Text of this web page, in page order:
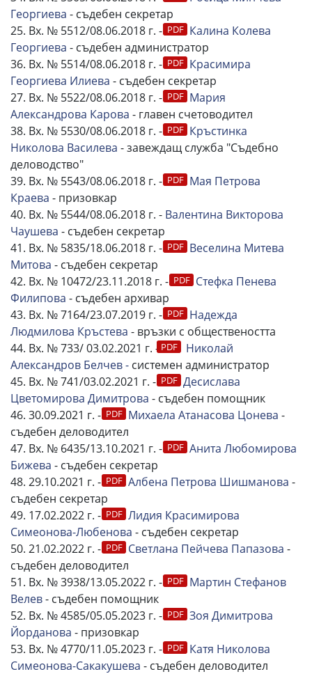
Георгиева - съдебен секретар
25. Вх. № 5512/08.06.2018 г. -
Калина Колева
Георгиева - съдебен администратор
36. Вх. № 5514/08.06.2018 г. -
Красимира
Георгиева Илиева - съдебен секретар
27. Вх. № 5522/08.06.2018 г. -
Мария
Александрова Карова - главен счетоводител
38. Вх. № 5530/08.06.2018 г. -
Кръстинка
Николова Василева - завеждащ служба "Съдебно
деловодство"
39. Вх. № 5543/08.06.2018 г. -
Мая Петрова
Краева - призовкар
40. Вх. № 5544/08.06.2018 г. - Валентина Викторова
Чаушева - съдебен секретар
41. Вх. № 5835/18.06.2018 г. -
Веселина Митева
Митова - съдебен секретар
42. Вх. № 10472/23.11.2018 г. -
Стефка Пенева
Филипова - съдебен архивар
43. Вх. № 7164/23.07.2019 г. -
Надежда
Людмилова Кръстева - връзки с обществеността
44. Вх. № 733/ 03.02.2021 г. -
Николай
Александров Белчев - системен администратор
45. Вх. № 741/03.02.2021 г. -
Десислава
Цветомирова Димитрова - съдебен помощник
46. 30.09.2021 г. -
Михаела Атанасова Цонева -
съдебен деловодител
47. Вх. № 6435/13.10.2021 г. -
Анита Любомирова
Бижева - съдебен секретар
48. 29.10.2021 г. -
Албена Петрова Шишманова -
съдебен секретар
49. 17.02.2022 г. -
Лидия Красимирова
Симеонова-Любенова - съдебен секретар
50. 21.02.2022 г. -
Светлана Пейчева Папазова -
съдебен деловодител
51. Вх. № 3938/13.05.2022 г. -
Мартин Стефанов
Велев- съдебен помощник
52. Вх. № 4585/05.05.2023 г. -
Зоя Димитрова
Йорданова - призовкар
53. Вх. № 4770/11.05.2023 г. -
Катя Николова
Симеонова-Сакакушева - съдебен деловодител